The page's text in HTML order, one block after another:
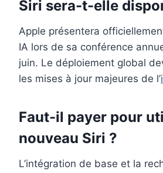
Siri sera-t-elle
Apple présentera
IA lors de sa conférence
juin. Le déploiement global
les mises à jour majeures de l’
Faut-il payer pour
nouveau Siri ?
L’intégration de base et la